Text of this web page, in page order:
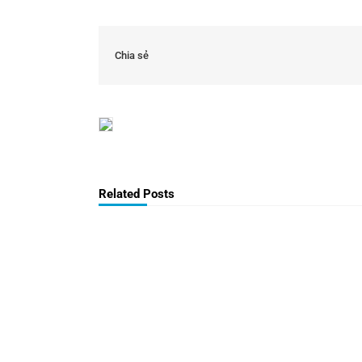
Chia sẻ
Related Posts